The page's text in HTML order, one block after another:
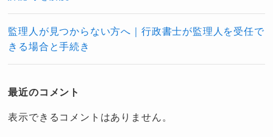
監理人が見つからない方へ｜行政書士が監理人を受任で
きる場合と手続き
最近のコメント
表示できるコメントはありません。